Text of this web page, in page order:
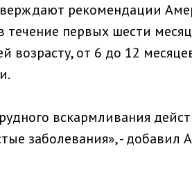
рекомендации
первых шести
возрасту, от 6 до 12
вскармливания
заболевания», - добавил